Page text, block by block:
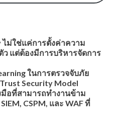
ไม่ใช่แค่การตั้งค่าความ
แต่ต้องมีการบริหารจัดการ
ในการตรวจจับภัย
Security Model
มือที่สามารถทำงานข้าม
CSPM, และ WAF ที่